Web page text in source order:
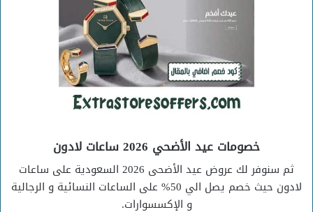
خصومات عيد الأضحي 2026 ساعات لادون
ثم سنوفر لك عروض عيد الأضحى 2026 السعودية على ساعات
لادون حيث خصم يصل الي 50% على الساعات النسائية و الرجالية
و الإكسسوارات.